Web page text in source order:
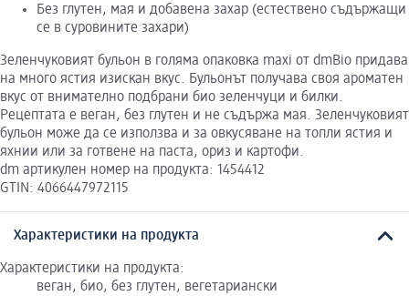
Без глутен, мая и добавена захар (естествено съдържащи
се в суровините захари)
Зеленчуковият бульон в голяма опаковка maxi от dmBio придава
на много ястия изискан вкус. Бульонът получава своя ароматен
вкус от внимателно подбрани био зеленчуци и билки.
Рецептата е веган, без глутен и не съдържа мая. Зеленчуковият
бульон може да се използва и за овкусяване на топли ястия и
яхнии или за готвене на паста, ориз и картофи.
dm артикулен номер на продукта: 1454412
GTIN: 4066447972115
Характеристики на продукта
Характеристики на продукта:
веган, био, без глутен, вегетариански